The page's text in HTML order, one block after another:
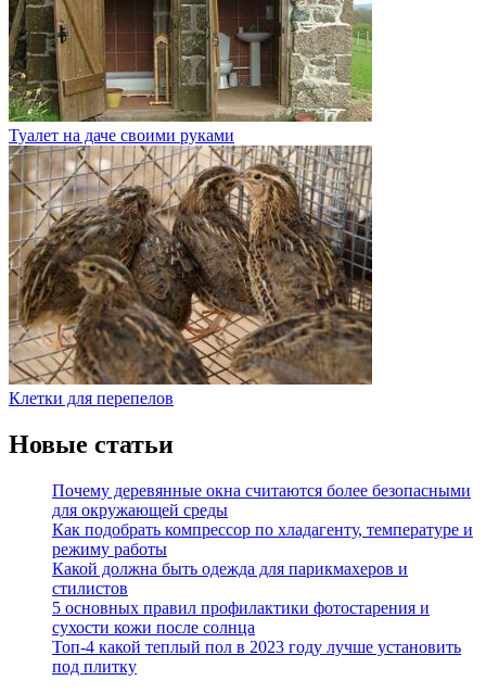
Туалет на даче своими руками
Клетки для перепелов
Новые статьи
Почему деревянные окна считаются более безопасными
для окружающей среды
Как подобрать компрессор по хладагенту, температуре и
режиму работы
Какой должна быть одежда для парикмахеров и
стилистов
5 основных правил профилактики фотостарения и
сухости кожи после солнца
Топ-4 какой теплый пол в 2023 году лучше установить
под плитку